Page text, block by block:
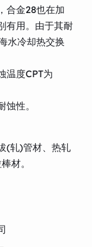
合金28也在加
有用。由于其耐
水冷却热交换
温度CPT为
性。
(轧)管材、热轧
材。